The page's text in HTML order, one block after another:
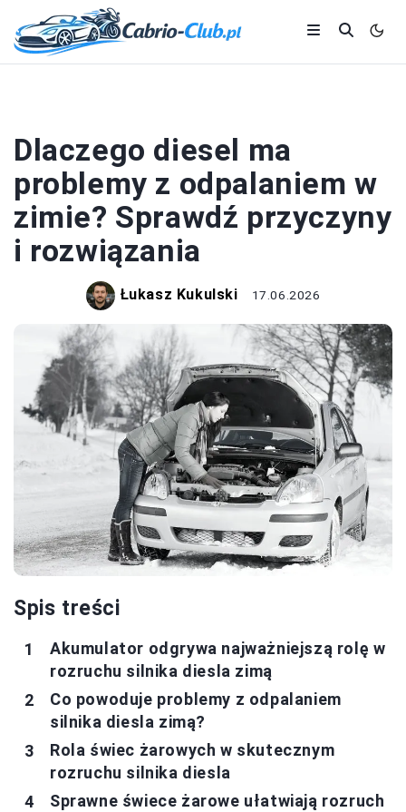
Dlaczego diesel ma
problemy z odpalaniem w
zimie? Sprawdź przyczyny
i rozwiązania
Łukasz Kukulski 17.06.2026
Spis treści
Akumulator odgrywa najważniejszą rolę w
rozruchu silnika diesla zimą
Co powoduje problemy z odpalaniem
silnika diesla zimą?
Rola świec żarowych w skutecznym
rozruchu silnika diesla
Sprawne świece żarowe ułatwiają rozruch